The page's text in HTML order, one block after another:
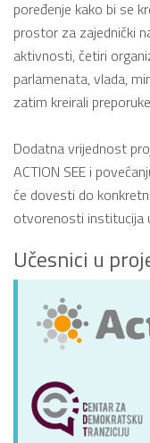
poređenje kako bi se
prostor za zajednički
aktivnosti, četiri
parlamenata, vlada,
zatim kreirali
Dodatna vrijednost
ACTION SEE i
će dovesti do
otvorenosti institucija
Učesnici u